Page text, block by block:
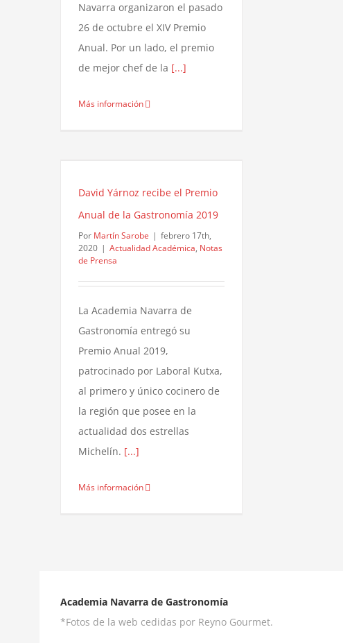
Navarra organizaron el pasado
26 de octubre el XIV Premio
Anual. Por un lado, el premio
de mejor chef de la [...]
Más información
David Yárnoz recibe el Premio
Anual de la Gastronomía 2019
Por Martín Sarobe | febrero 17th,
2020 | Actualidad Académica, Notas
de Prensa
La Academia Navarra de
Gastronomía entregó su
Premio Anual 2019,
patrocinado por Laboral Kutxa,
al primero y único cocinero de
la región que posee en la
actualidad dos estrellas
Michelín. [...]
Más información
Academia Navarra de Gastronomía
*Fotos de la web cedidas por Reyno Gourmet.